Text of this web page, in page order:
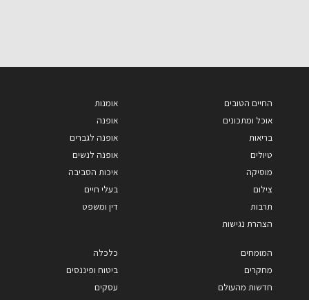
החיים הטובים
אוכל ומתכונים
בריאות
טיולים
מוסיקה
צילום
תרבות
הצהרת נגישות
אומנות
אופנה
אופנה לגברים
אופנה לנשים
איכות הסביבה
בעלי חיים
דין ומשפט
המומחים
מחקרים
חדשות מהעולם
כלכלה
ביטוח ופיננסים
עסקים